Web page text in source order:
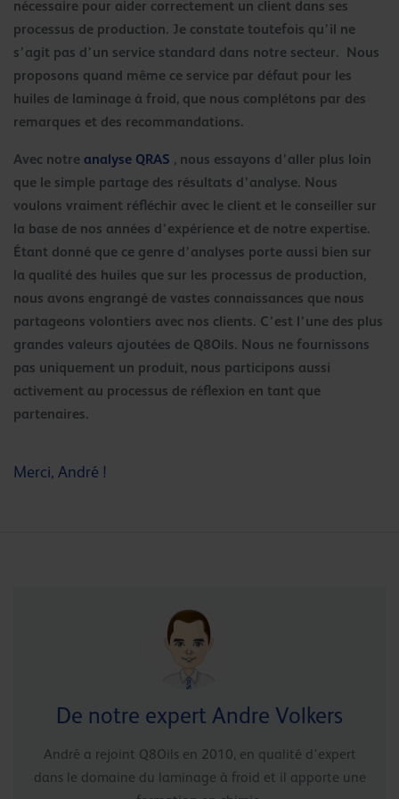
nécessaire pour aider correctement un client dans ses
processus de production. Je constate toutefois qu’il ne
s’agit pas d’un service standard dans notre secteur. Nous
proposons quand même ce service par défaut pour les
huiles de laminage à froid, que nous complétons par des
remarques et des recommandations.
Avec notre analyse QRAS , nous essayons d’aller plus loin
que le simple partage des résultats d’analyse. Nous
voulons vraiment réfléchir avec le client et le conseiller sur
la base de nos années d’expérience et de notre expertise.
Étant donné que ce genre d’analyses porte aussi bien sur
la qualité des huiles que sur les processus de production,
nous avons engrangé de vastes connaissances que nous
partageons volontiers avec nos clients. C’est l’une des plus
grandes valeurs ajoutées de Q8Oils. Nous ne fournissons
pas uniquement un produit, nous participons aussi
activement au processus de réflexion en tant que
partenaires.
Merci, André !
De notre expert Andre Volkers
André a rejoint Q8Oils en 2010, en qualité d'expert
dans le domaine du laminage à froid et il apporte une